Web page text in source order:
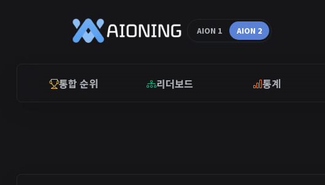
AION 1 AION 2
통합 순위 리더보드 통계